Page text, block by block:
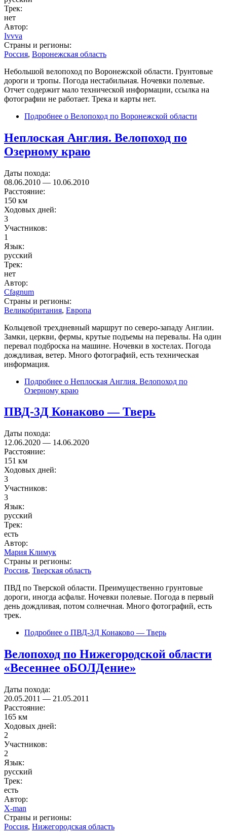
Трек:
нет
Автор:
Ivvva
Страны и регионы:
Россия, Воронежская область
Небольшой велопоход по Воронежской области. Грунтовые
дороги и тропы. Погода нестабильная. Ночевки полевые.
Отчет содержит мало технической информации, ссылка на
фотографии не работает. Трека и карты нет.
Подробнее о Велопоход по Воронежской области
Неплоская Англия. Велопоход по
Озерному краю
Даты похода:
08.06.2010 — 10.06.2010
Расстояние:
150 км
Ходовых дней:
3
Участников:
1
Язык:
русский
Трек:
нет
Автор:
Cfagnum
Страны и регионы:
Великобритания, Европа
Кольцевой трехдневный маршрут по северо-западу Англии.
Замки, церкви, фермы, крутые подъемы на перевалы. На один
перевал подброска на машине. Ночевки в хостелах. Погода
дождливая, ветер. Много фотографий, есть техническая
информация.
Подробнее о Неплоская Англия. Велопоход по
Озерному краю
ПВД-3Д Конаково — Тверь
Даты похода:
12.06.2020 — 14.06.2020
Расстояние:
151 км
Ходовых дней:
3
Участников:
3
Язык:
русский
Трек:
есть
Автор:
Мария Климук
Страны и регионы:
Россия, Тверская область
ПВД по Тверской области. Преимущественно грунтовые
дороги, иногда асфальт. Ночевки полевые. Погода в первый
день дождливая, потом солнечная. Много фотографий, есть
трек.
Подробнее о ПВД-3Д Конаково — Тверь
Велопоход по Нижегородской области
«Весеннее оБОЛДение»
Даты похода:
20.05.2011 — 21.05.2011
Расстояние:
165 км
Ходовых дней:
2
Участников:
2
Язык:
русский
Трек:
есть
Автор:
X-man
Страны и регионы:
Россия, Нижегородская область